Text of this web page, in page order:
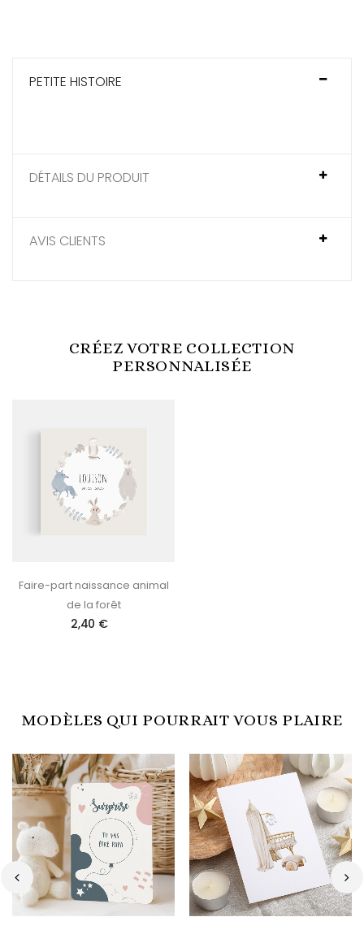
PETITE HISTOIRE
DÉTAILS DU PRODUIT
AVIS CLIENTS
CRÉEZ VOTRE COLLECTION
PERSONNALISÉE
Faire-part naissance animal
de la forêt
2,40 €
MODÈLES QUI POURRAIT VOUS PLAIRE
›